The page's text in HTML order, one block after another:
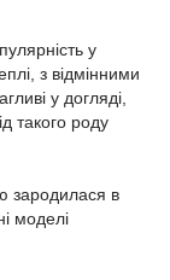
у
з відмінними
у догляді,
такого роду
зародилася в
моделі